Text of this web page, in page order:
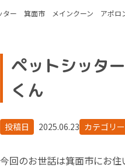
ター 箕面市 メインクーン アポロ
ペットシッ
くん
投稿日 2025.06.23 カテゴリー
今回のお世話は箕面市にお